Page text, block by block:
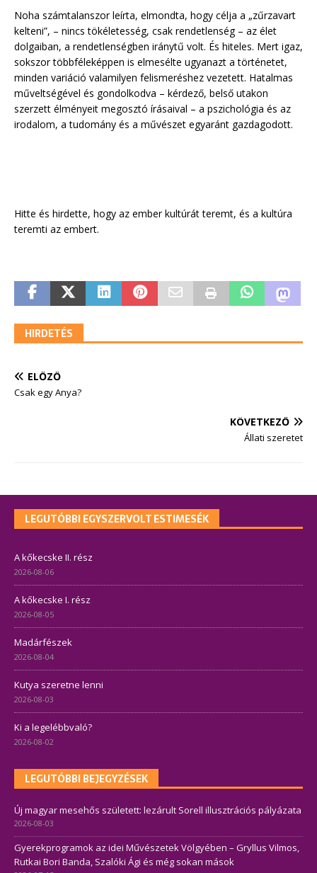
Noha számtalanszor leírta, elmondta, hogy célja a „zűrzavart
kelteni”, – nincs tökéletesség, csak rendetlenség – az élet
dolgaiban, a rendetlenségben iránytű volt. És hiteles. Mert igaz,
sokszor többféleképpen is elmesélte ugyanazt a történetet,
minden variáció valamilyen felismeréshez vezetett. Hatalmas
műveltségével és gondolkodva – kérdező, belső utakon
szerzett élményeit megosztó írásaival – a pszichológia és az
irodalom, a tudomány és a művészet egyaránt gazdagodott.
Hitte és hirdette, hogy az ember kultúrát teremt, és a kultúra
teremti az embert.
HIRDETÉS
ELŐZŐ
Csak egy Anya?
KÖVETKEZŐ
Állati szeretet
LEGUTÓBBI EGYSZERVOLT ESTIMESÉK
A kőkecske II. rész
2026-08-06
A kőkecske I. rész
2026-08-05
Madárfészek
2026-08-04
Kutya szeretne lenni
2026-08-03
Ki a legelébbvaló?
2026-08-02
LEGUTÓBBI BEJEGYZÉSEK
Új magyar mesehős született: lezárult Sorell illusztrációs pályázata
2026-08-03
Gyerekprogramok az idei Művészetek Völgyében – Gryllus Vilmos,
Rutkai Bori Banda, Szalóki Ági és még sokan mások